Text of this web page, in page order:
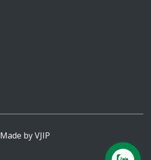
Made byVJIP